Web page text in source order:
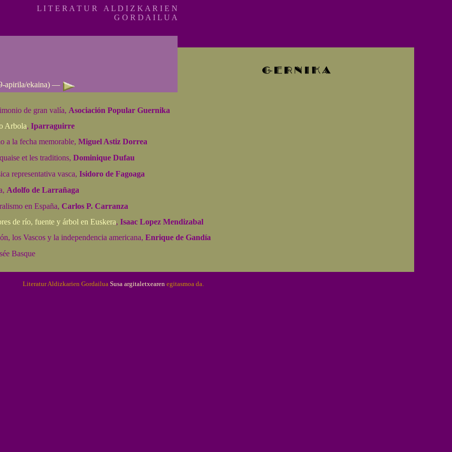
L I T E R A T U R A L D I Z K A R I E N
G O R D A I L U A
apirila/ekaina) —
de gran valía, Asociación Popular Guernika
Arbola, Iparraguirre
a la fecha memorable, Miguel Astiz Dorrea
et les traditions, Dominique Dufau
representativa vasca, Isidoro de Fagoaga
Adolfo de Larrañaga
en España, Carlos P. Carranza
de río, fuente y árbol en Euskera, Isaac Lopez Mendizabal
los Vascos y la independencia americana, Enrique de Gandía
Basque
Literatur Aldizkarien Gordailua Susa argitaletxearenegitasmoa da.